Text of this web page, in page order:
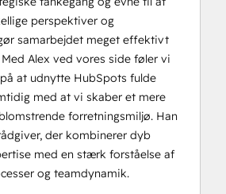
perspektiver og
samarbejdet meget effektivt
Alex ved vores side føler vi
at udnytte HubSpots fulde
med at vi skaber et mere
forretningsmiljø. Han
der kombinerer dyb
med en stærk forståelse af
og teamdynamik.